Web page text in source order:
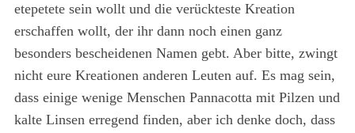
etepetete sein wollt und die verückteste Kreation
erschaffen wollt, der ihr dann noch einen ganz
besonders bescheidenen Namen gebt. Aber bitte, zwingt
nicht eure Kreationen anderen Leuten auf. Es mag sein,
dass einige wenige Menschen Pannacotta mit Pilzen und
kalte Linsen erregend finden, aber ich denke doch, dass